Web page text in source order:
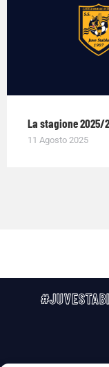
La stagione
11 Agosto 2025